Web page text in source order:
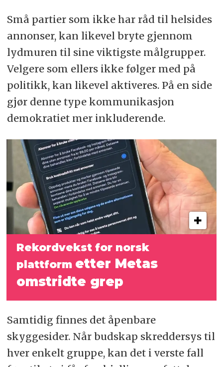
Små partier som ikke har råd til helsides
annonser, kan likevel bryte gjennom
lydmuren til sine viktigste målgrupper.
Velgere som ellers ikke følger med på
politikk, kan likevel aktiveres. På en side
gjør denne type kommunikasjon
demokratiet mer inkluderende.
Rekordvekst for norsk
plattform etter Metas
omstridte grep
Samtidig finnes det åpenbare
skyggesider. Når budskap skreddersys til
hver enkelt gruppe, kan det i verste fall